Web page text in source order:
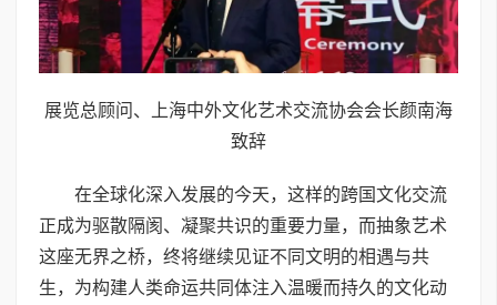
展览总顾问、上海中外文化艺术交流协会会长颜南海
致辞
在全球化深入发展的今天，这样的跨国文化交流
正成为驱散隔阂、凝聚共识的重要力量，而抽象艺术
这座无界之桥，终将继续见证不同文明的相遇与共
生，为构建人类命运共同体注入温暖而持久的文化动